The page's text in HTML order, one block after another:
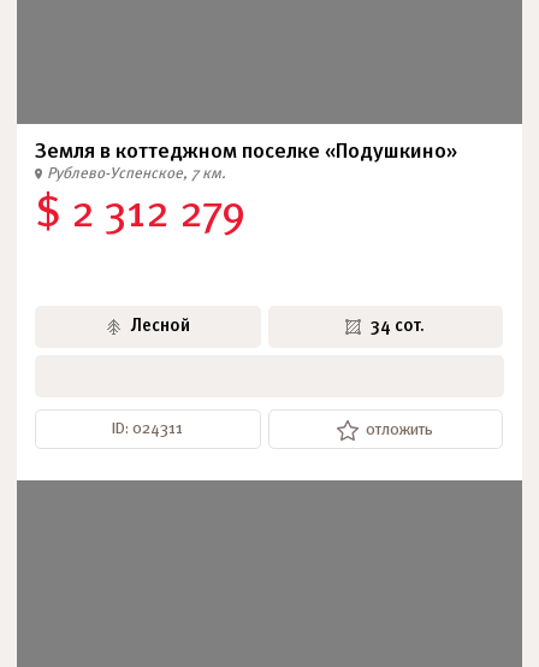
Земля в коттеджном поселке «Подушкино»
Рублево-Успенское, 7 км.
$ 2 312 279
Лесной 34 сот.
ID: 024311 отложить